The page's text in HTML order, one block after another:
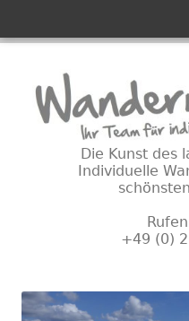
Inhalt
Die Kunst des
Individuelle
+49 (0)